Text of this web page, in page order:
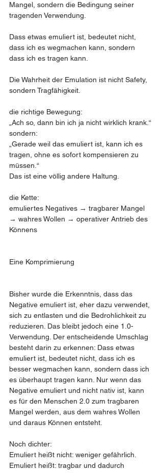
Mangel, sondern die Bedingung seiner
tragenden Verwendung.
Dass etwas emuliert ist, bedeutet nicht,
dass ich es wegmachen kann, sondern
dass ich es tragen kann.
Die Wahrheit der Emulation ist nicht Safety,
sondern Tragfähigkeit.
die richtige Bewegung:
„Ach so, dann bin ich ja nicht wirklich krank.“
sondern:
„Gerade weil das emuliert ist, kann ich es
tragen, ohne es sofort kompensieren zu
müssen.“
Das ist eine völlig andere Haltung.
die Kette:
emuliertes Negatives → tragbarer Mangel
→ wahres Wollen → operativer Antrieb des
Könnens
Eine Komprimierung
Bisher wurde die Erkenntnis, dass das
Negative emuliert ist, eher dazu verwendet,
sich zu entlasten und die Bedrohlichkeit zu
reduzieren. Das bleibt jedoch eine 1.0-
Verwendung. Der entscheidende Umschlag
besteht darin zu erkennen: Dass etwas
emuliert ist, bedeutet nicht, dass ich es
besser wegmachen kann, sondern dass ich
es überhaupt tragen kann. Nur wenn das
Negative emuliert und nicht nativ ist, kann
es für den Menschen 2.0 zum tragbaren
Mangel werden, aus dem wahres Wollen
und daraus Können entsteht.
Noch dichter:
Emuliert heißt nicht: weniger gefährlich.
Emuliert heißt: tragbar und dadurch